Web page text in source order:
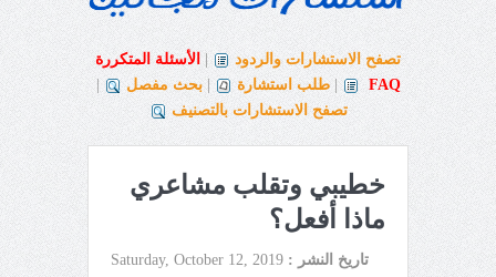
تصفح الاستشارات والردود
الأسئلة المتكررة
FAQ
طلب استشارة بحث مفصل
تصفح الاستشارات بالتصنيف
خطيبي وتقلب مشاعري
ماذا أفعل؟
تاريخ النشر : Saturday, October 12, 2019